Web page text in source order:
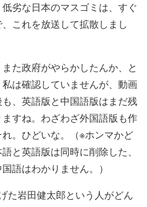
劣な日本のマスゴミは、すぐ
これを放送して拡散しまし
た政府がやらかしたんか、と
は確認していませんが、動画
、英語版と中国語版はまだ残
すね。わざわざ外国語版も作
。ひどいな。（※ホンマかど
と英語版は同時に削除した、
語はわかりません。）
た岩田健太郎という人がどん